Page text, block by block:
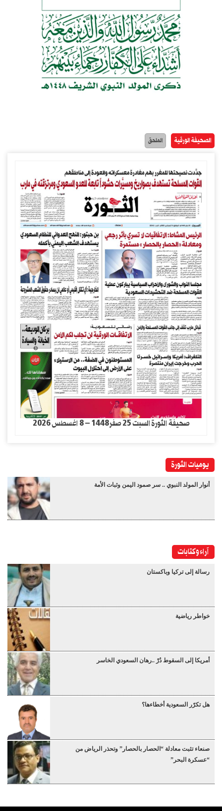
الصحيفة الورقية الملحق
صحيفة الثورة السبت 25 صفر1448 – 8 اغسطس 2026
يوميات الثورة
أنوار المولد النبوي .. سر صمود اليمن وثبات الأمة
آراء وكتابات
رسالة إلى تركيا وباكستان
خواطر رياضية
أمريكا إلى السقوط دُرْ ..رهان السعودي الخاسر
هل تكرّر السعودية أخطاءها؟
صنعاء تثبت معادلة “الحصار بالحصار” وتحذر الرياض من
“عسكرة البحر”